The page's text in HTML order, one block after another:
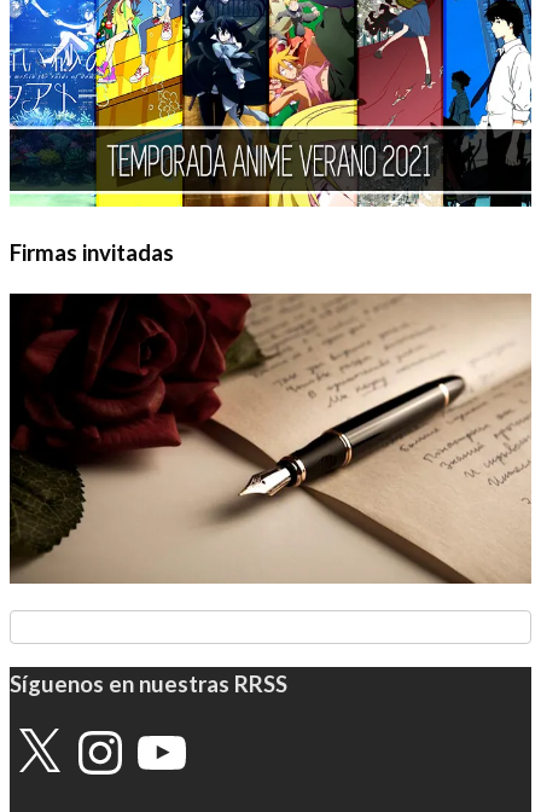
Firmas invitadas
Síguenos en nuestras RRSS
X InstagramYouTube